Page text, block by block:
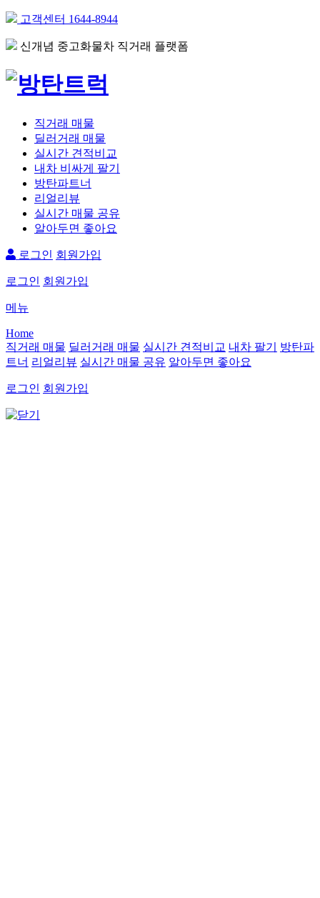
고객센터 1644-8944
신개념 중고화물차 직거래 플랫폼
직거래 매물
딜러거래 매물
실시간 견적비교
내차 비싸게 팔기
방탄파트너
리얼리뷰
실시간 매물 공유
알아두면 좋아요
로그인 회원가입
로그인 회원가입
메뉴
Home
직거래 매물 딜러거래 매물 실시간 견적비교 내차 팔기
방탄파
트너 리얼리뷰 실시간 매물 공유 알아두면 좋아요
로그인 회원가입